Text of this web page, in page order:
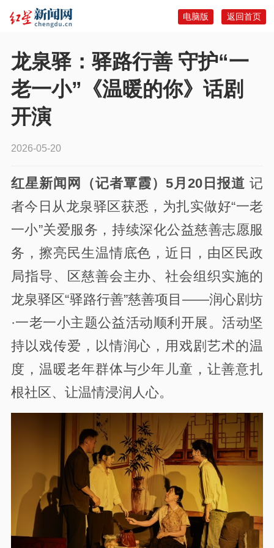
返回首页
电脑版
龙泉驿：驿路行善 守护“一
老一小”《温暖的你》话剧
开演
2026-05-20
红星新闻网（记者覃霞）5月20日报道记
者今日从龙泉驿区获悉，为扎实做好“一老
一小”关爱服务，持续深化公益慈善志愿服
务，擦亮民生温情底色，近日，由区民政
局指导、区慈善会主办、社会组织实施的
龙泉驿区“驿路行善”慈善项目——润心剧坊
·一老一小主题公益活动顺利开展。活动坚
持以戏传爱，以情润心，用戏剧艺术的温
度，温暖老年群体与少年儿童，让善意扎
根社区、让温情浸润人心。